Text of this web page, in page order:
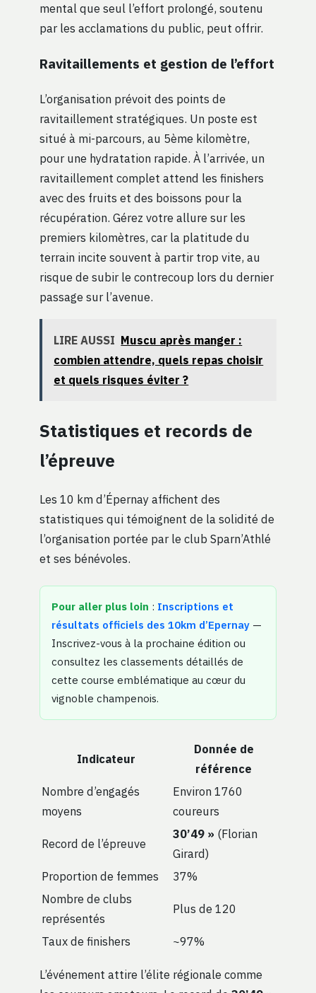
mental que seul l’effort prolongé, soutenu
par les acclamations du public, peut offrir.
Ravitaillements et gestion de l’effort
L’organisation prévoit des points de
ravitaillement stratégiques. Un poste est
situé à mi-parcours, au 5ème kilomètre,
pour une hydratation rapide. À l’arrivée, un
ravitaillement complet attend les finishers
avec des fruits et des boissons pour la
récupération. Gérez votre allure sur les
premiers kilomètres, car la platitude du
terrain incite souvent à partir trop vite, au
risque de subir le contrecoup lors du dernier
passage sur l’avenue.
LIRE AUSSI Muscu après manger :
combien attendre, quels repas choisir
et quels risques éviter ?
Statistiques et records de
l’épreuve
Les 10 km d’Épernay affichent des
statistiques qui témoignent de la solidité de
l’organisation portée par le club Sparn’Athlé
et ses bénévoles.
Pour aller plus loin : Inscriptions et
résultats officiels des 10km d’Epernay —
Inscrivez-vous à la prochaine édition ou
consultez les classements détaillés de
cette course emblématique au cœur du
vignoble champenois.
Indicateur
Donnée de
référence
Nombre d’engagés
moyens
Environ 1760
coureurs
Record de l’épreuve
30’49 » (Florian
Girard)
Proportion de femmes
37%
Nombre de clubs
représentés
Plus de 120
Taux de finishers ~97%
L’événement attire l’élite régionale comme